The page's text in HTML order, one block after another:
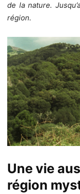
de la nature.
région.
Une vie
région